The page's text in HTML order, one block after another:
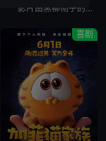
影片由黑柳彻子的自传小说改编，讲述了作者黑柳彻子上小学时一段真实的故事，小豆豆因淘气被原学校退学后，来到巴学园。在小林校长的爱护和引导下，一般人眼里“怪怪”的小豆豆逐渐成了一个大家都能接受的孩子。
喜剧